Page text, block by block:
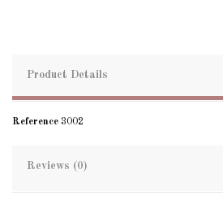
Product Details
Reference 3002
Reviews (0)